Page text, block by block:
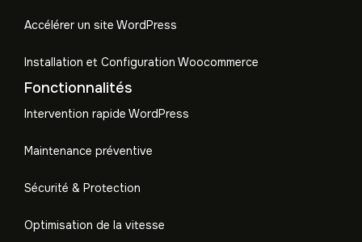
Accélérer un site WordPress
Installation et Configuration Woocommerce
Fonctionnalités
Intervention rapide WordPress
Maintenance préventive
Sécurité & Protection
Optimisation de la vitesse